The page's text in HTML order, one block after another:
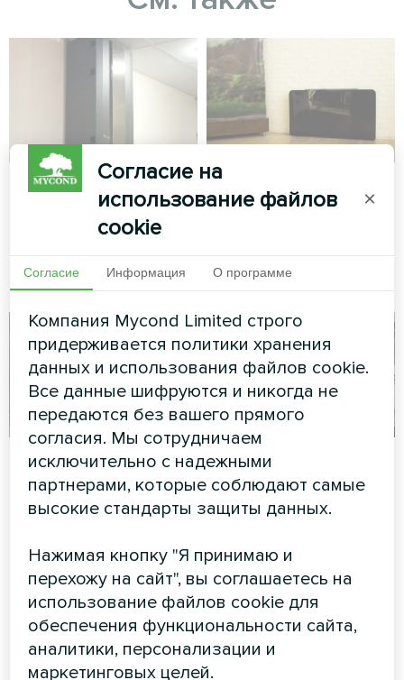
Жилой комплекс
Сплит-тепловой насос Artic
Home серии Basic
серии Glass
Реабилитационный
медицинский центр
с фанкойлом
Канальный фанкойл MyCond
обеспечивает эффективное
распределение воздуха и
комфорт
Отдельно стоящий
дом с тепловыми
насосами Mycond
Тепловые насосы MyCond
Split серии BeeHeat
обеспечивают эффективное
отопление и охлаждение
круглый год.
Согласие на
использование файлов
cookie
×
Согласие Информация О программе
Компания Mycond Limited строго
придерживается политики хранения
данных и использования файлов cookie.
Все данные шифруются и никогда не
передаются без вашего прямого
согласия. Мы сотрудничаем
исключительно с надежными
партнерами, которые соблюдают самые
высокие стандарты защиты данных.
Нажимая кнопку "Я принимаю и
перехожу на сайт", вы соглашаетесь на
использование файлов cookie для
обеспечения функциональности сайта,
аналитики, персонализации и
маркетинговых целей.